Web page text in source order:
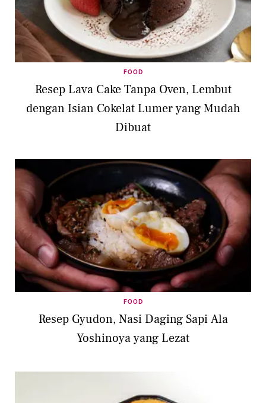
FOOD
Resep Lava Cake Tanpa Oven, Lembut
dengan Isian Cokelat Lumer yang Mudah
Dibuat
FOOD
Resep Gyudon, Nasi Daging Sapi Ala
Yoshinoya yang Lezat